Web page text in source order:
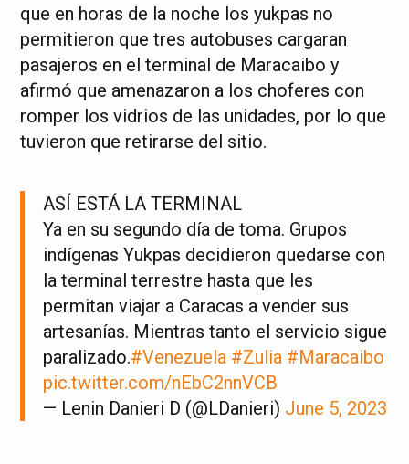
que en horas de la noche los yukpas no
permitieron que tres autobuses cargaran
pasajeros en el terminal de Maracaibo y
afirmó que amenazaron a los choferes con
romper los vidrios de las unidades, por lo que
tuvieron que retirarse del sitio.
ASÍ ESTÁ LA TERMINAL
Ya en su segundo día de toma. Grupos
indígenas Yukpas decidieron quedarse con
la terminal terrestre hasta que les
permitan viajar a Caracas a vender sus
artesanías. Mientras tanto el servicio sigue
paralizado.#Venezuela #Zulia #Maracaibo
pic.twitter.com/nEbC2nnVCB
— Lenin Danieri D (@LDanieri) June 5, 2023